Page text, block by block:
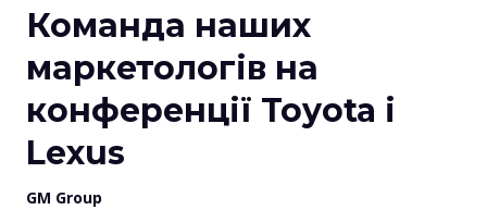
Команда наших
маркетологів на
конференції Toyota і
Lexus
GM Group